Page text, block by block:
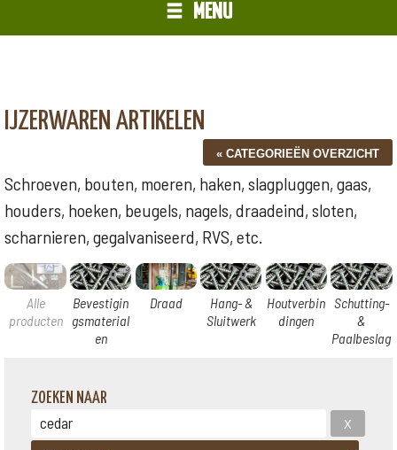
MENU
IJZERWAREN ARTIKELEN
Schroeven, bouten, moeren, haken, slagpluggen, gaas,
houders, hoeken, beugels, nagels, draadeind, sloten,
scharnieren, gegalvaniseerd, RVS, etc.
Alle
producten
Bevestigin
gsmaterial
en
Draad
Hang- &
Sluitwerk
Houtverbin
dingen
Schutting-
&
Paalbeslag
ZOEKEN NAAR